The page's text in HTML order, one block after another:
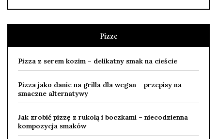
Pizze
Pizza z serem kozim – delikatny smak na cieście
Pizza jako danie na grilla dla wegan – przepisy na
smaczne alternatywy
Jak zrobić pizzę z rukolą i boczkami – niecodzienna
kompozycja smaków